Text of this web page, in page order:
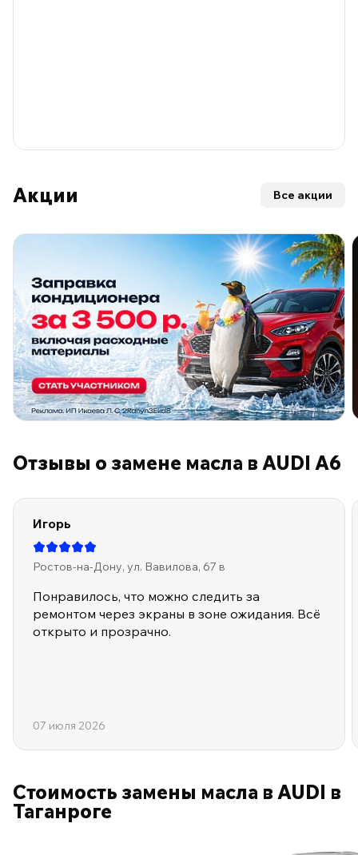
Акции Все акции
Отзывы о замене масла в AUDI A6
Игорь
Ростов-на-Дону, ул. Вавилова, 67 в
Понравилось, что можно следить за
ремонтом через экраны в зоне ожидания. Всё
открыто и прозрачно.
07 июля 2026
Стоимость замены масла в AUDI в
Таганроге